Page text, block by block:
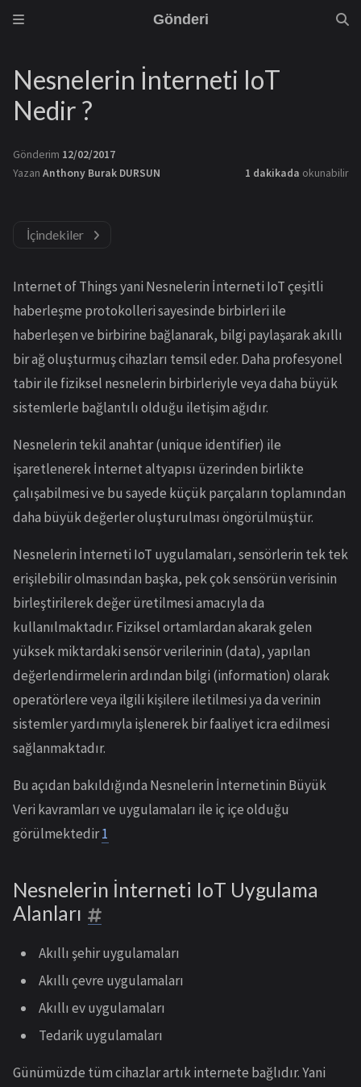
Gönderi
Nesnelerin İnterneti IoT
Nedir ?
Gönderim 12/02/2017
Yazan Anthony Burak DURSUN 1 dakikada okunabilir
İçindekiler
Internet of Things yani Nesnelerin İnterneti IoT çeşitli
haberleşme protokolleri sayesinde birbirleri ile
haberleşen ve birbirine bağlanarak, bilgi paylaşarak akıllı
bir ağ oluşturmuş cihazları temsil eder. Daha profesyonel
tabir ile fiziksel nesnelerin birbirleriyle veya daha büyük
sistemlerle bağlantılı olduğu iletişim ağıdır.
Nesnelerin tekil anahtar (unique identifier) ile
işaretlenerek İnternet altyapısı üzerinden birlikte
çalışabilmesi ve bu sayede küçük parçaların toplamından
daha büyük değerler oluşturulması öngörülmüştür.
Nesnelerin İnterneti IoT uygulamaları, sensörlerin tek tek
erişilebilir olmasından başka, pek çok sensörün verisinin
birleştirilerek değer üretilmesi amacıyla da
kullanılmaktadır. Fiziksel ortamlardan akarak gelen
yüksek miktardaki sensör verilerinin (data), yapılan
değerlendirmelerin ardından bilgi (information) olarak
operatörlere veya ilgili kişilere iletilmesi ya da verinin
sistemler yardımıyla işlenerek bir faaliyet icra edilmesi
sağlanmaktadır.
Bu açıdan bakıldığında Nesnelerin İnternetinin Büyük
Veri kavramları ve uygulamaları ile iç içe olduğu
görülmektedir1
Nesnelerin İnterneti IoT Uygulama
Alanları
Akıllı şehir uygulamaları
Akıllı çevre uygulamaları
Akıllı ev uygulamaları
Tedarik uygulamaları
Günümüzde tüm cihazlar artık internete bağlıdır. Yani